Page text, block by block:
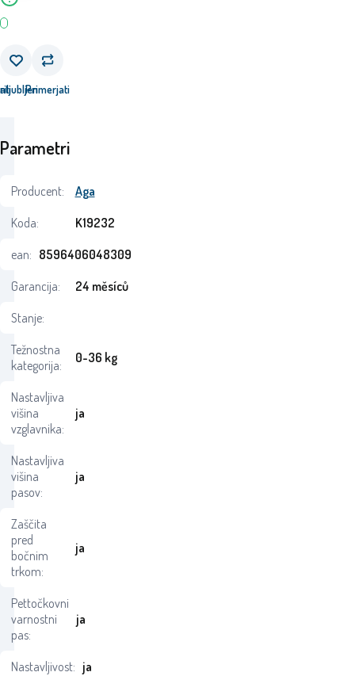
Primerjati
Parametri
Producent:
Aga
Koda:
K19232
ean: 8596406048309
Garancija:
24 měsíců
Stanje:
Težnostna
kategorija:
0-36 kg
Nastavljiva
višina
vzglavnika:
ja
Nastavljiva
višina
pasov:
ja
Zaščita
pred
bočnim
trkom:
ja
Pettočkovni
varnostni
pas:
ja
Nastavljivost: ja